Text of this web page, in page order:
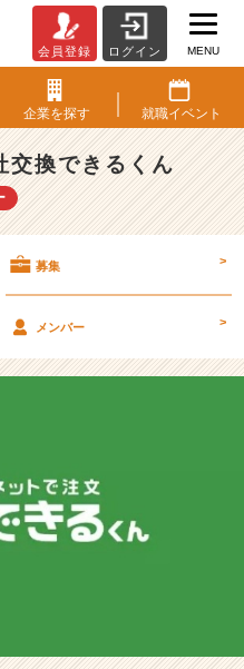
会員登録 ログイン MENU
企業を探す 就職イベント
交換できるくん
募集 >
メンバー >